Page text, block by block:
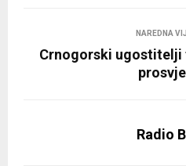
NAREDNA
Crnogorski ugostitelji
Radio